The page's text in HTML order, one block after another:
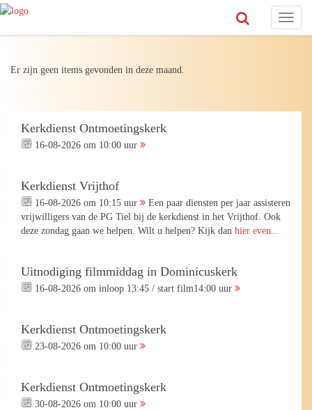
Toggle
Er zijn geen items gevonden in deze maand.
Kerkdienst Ontmoetingskerk
16-08-2026 om 10:00 uur
Kerkdienst Vrijthof
16-08-2026 om 10:15 uur
Een paar diensten per jaar assisteren
vrijwilligers van de PG Tiel bij de kerkdienst in het Vrijthof. Ook
deze zondag gaan we helpen. Wilt u helpen? Kijk dan hier even...
Uitnodiging filmmiddag in Dominicuskerk
16-08-2026 om inloop 13:45 / start film14:00 uur
Kerkdienst Ontmoetingskerk
23-08-2026 om 10:00 uur
Kerkdienst Ontmoetingskerk
30-08-2026 om 10:00 uur